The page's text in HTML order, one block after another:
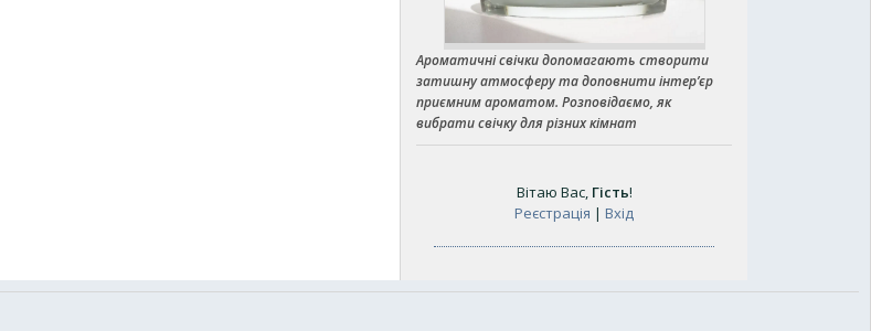
Ароматичні свічки допомагають створити
затишну атмосферу та доповнити інтер’єр
приємним ароматом. Розповідаємо, як
вибрати свічку для різних кімнат
Вітаю Вас, Гість!
Реєстрація | Вхід